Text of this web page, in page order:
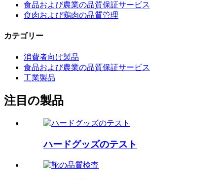
食品および農業の品質保証サービス
食肉および鶏肉の品質管理
カテゴリー
消費者向け製品
食品および農業の品質保証サービス
工業製品
注目の製品
ハードグッズのテスト